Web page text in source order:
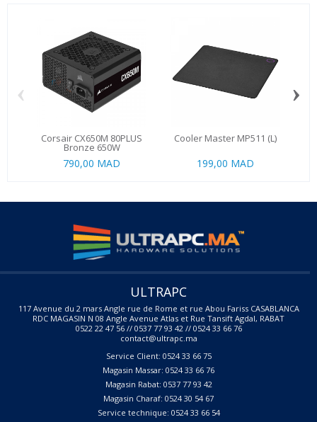
Corsair CX650M 80PLUS
Bronze 650W
790,00 MAD
Cooler Master MP511 (L)
199,00 MAD
‹ ›
ULTRAPC
117 Avenue du 2 mars Angle rue de Rome et rue Abou Fariss CASABLANCA
RDC MAGASIN N 08 Angle Avenue Atlas et Rue Tansift Agdal, RABAT
0522 22 47 56 // 0537 77 93 42 // 0524 33 66 76
contact@ultrapc.ma
Service Client: 0524 33 66 75
Magasin Massar: 0524 33 66 76
Magasin Rabat: 0537 77 93 42
Magasin Charaf: 0524 30 54 67
Service technique: 0524 33 66 54